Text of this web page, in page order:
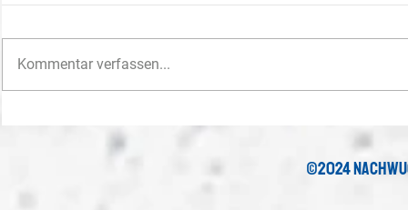
U15-Juniorinnen feiern den siebten
Kommentar verfassen...
©2024